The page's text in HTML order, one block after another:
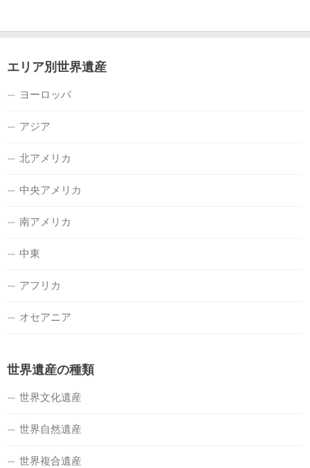
エリア別世界遺産
ヨーロッパ
アジア
北アメリカ
中央アメリカ
南アメリカ
中東
アフリカ
オセアニア
世界遺産の種類
世界文化遺産
世界自然遺産
世界複合遺産